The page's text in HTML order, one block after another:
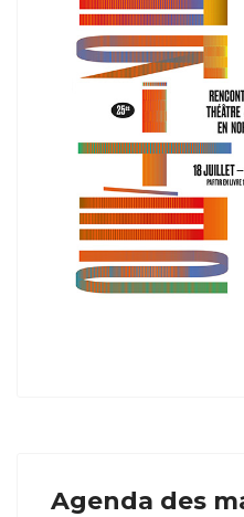
Agenda des